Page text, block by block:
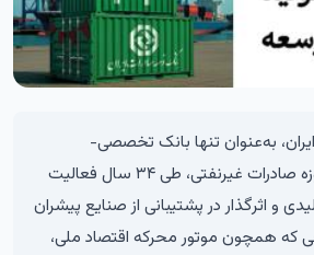
به‌عنوان تنها بانک تخصصی-
توسعه‌ای کشور در حوزه صادرات غیرنفتی، طی ۳۴ سال فعالیت
و اثرگذار در پشتیبانی از صنایع پیشران
که همچون موتور محرکه اقتصاد ملی،